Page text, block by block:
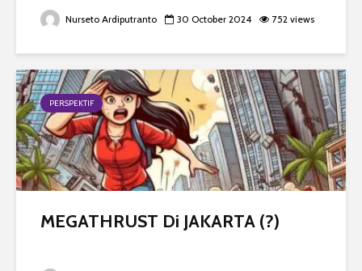
Nurseto Ardiputranto 30 October 2024 752 views
PERSPEKTIF
MEGATHRUST Di JAKARTA (?)